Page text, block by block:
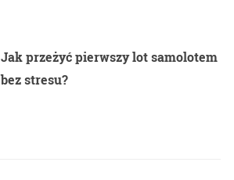
Jak przeżyć pierwszy lot samolotem
bez stresu?